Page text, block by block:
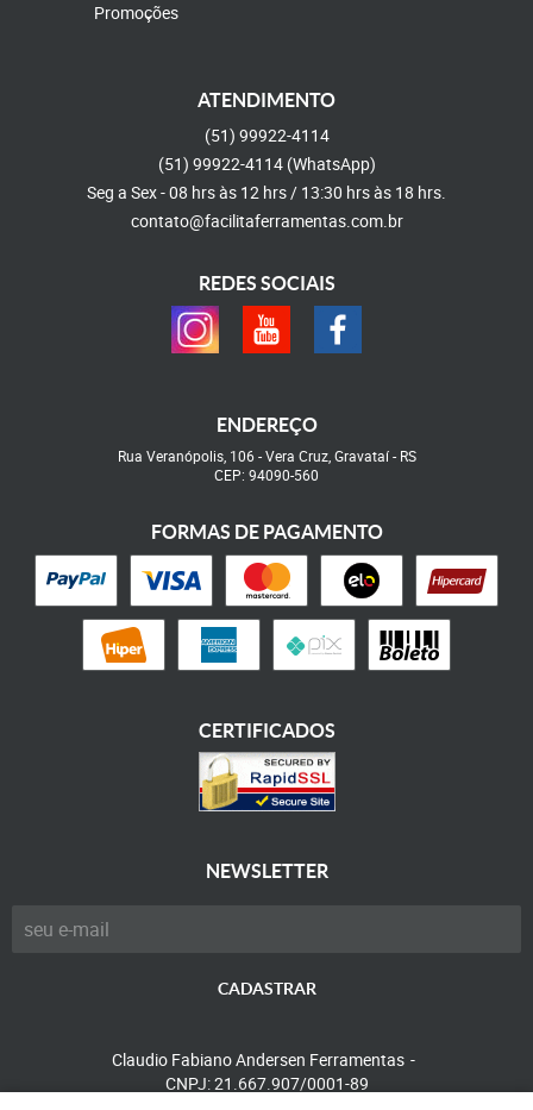
Promoções
ATENDIMENTO
(51) 99922-4114
(51) 99922-4114 (WhatsApp)
Seg a Sex - 08 hrs às 12 hrs / 13:30 hrs às 18 hrs.
contato@facilitaferramentas.com.br
REDES SOCIAIS
ENDEREÇO
Rua Veranópolis, 106 -Vera Cruz, Gravataí- RS
CEP: 94090-560
FORMAS DE PAGAMENTO
CERTIFICADOS
NEWSLETTER
CADASTRAR
Claudio Fabiano Andersen Ferramentas
CNPJ: 21.667.907/0001-89